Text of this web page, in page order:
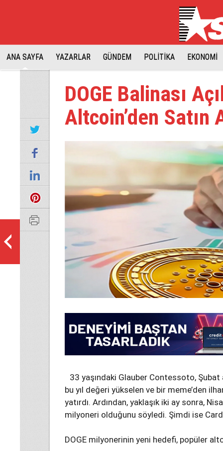
ANA SAYFA YAZARLAR GÜNDEM POLİTİKA EKONOMİ
DOGE Balinası
Altcoin’den Satın
33 yaşındaki Glauber Contessoto,
bu yıl değeri yükselen ve bir meme’den
yatırdı. Ardından, yaklaşık iki ay sonra,
milyoneri olduğunu söyledi. Şimdi ise
DOGE milyonerinin yeni hedefi, popüler